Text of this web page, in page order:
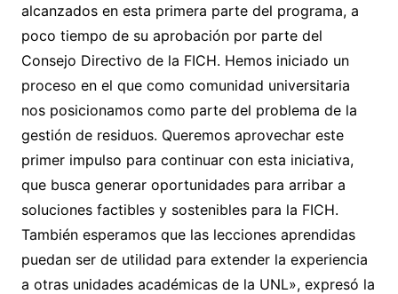
alcanzados en esta primera parte del programa, a
poco tiempo de su aprobación por parte del
Consejo Directivo de la FICH. Hemos iniciado un
proceso en el que como comunidad universitaria
nos posicionamos como parte del problema de la
gestión de residuos. Queremos aprovechar este
primer impulso para continuar con esta iniciativa,
que busca generar oportunidades para arribar a
soluciones factibles y sostenibles para la FICH.
También esperamos que las lecciones aprendidas
puedan ser de utilidad para extender la experiencia
a otras unidades académicas de la UNL», expresó la